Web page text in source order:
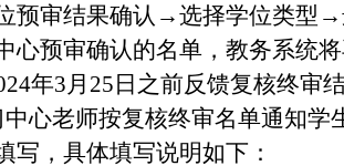
预审结果确认→选择学位类型→
心预审确认的名单，教务系统
年3月25日之前反馈复核终审
心老师按复核终审名单通知学
写，具体填写说明如下：